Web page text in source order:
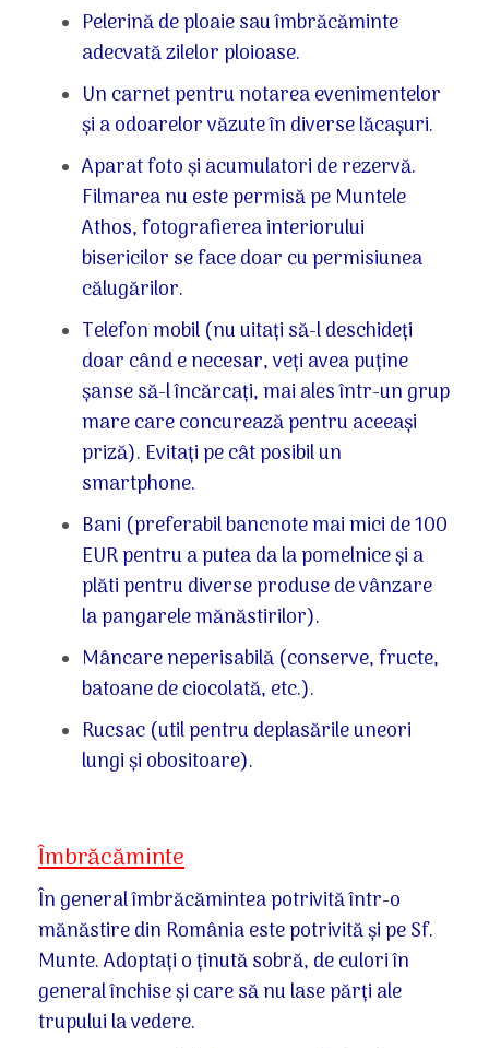
Pelerină de ploaie sau îmbrăcăminte
adecvată zilelor ploioase.
Un carnet pentru notarea evenimentelor
și a odoarelor văzute în diverse lăcașuri.
Aparat foto și acumulatori de rezervă.
Filmarea nu este permisă pe Muntele
Athos, fotografierea interiorului
bisericilor se face doar cu permisiunea
călugărilor.
Telefon mobil (nu uitați să-l deschideți
doar când e necesar, veți avea puține
șanse să-l încărcați, mai ales într-un grup
mare care concurează pentru aceeași
priză). Evitați pe cât posibil un
smartphone.
Bani (preferabil bancnote mai mici de 100
EUR pentru a putea da la pomelnice și a
plăti pentru diverse produse de vânzare
la pangarele mănăstirilor).
Mâncare neperisabilă (conserve, fructe,
batoane de ciocolată, etc.).
Rucsac (util pentru deplasările uneori
lungi și obositoare).
Îmbrăcăminte
În general îmbrăcămintea potrivită într-o
mănăstire din România este potrivită și pe Sf.
Munte. Adoptați o ținută sobră, de culori în
general închise și care să nu lase părți ale
trupului la vedere.